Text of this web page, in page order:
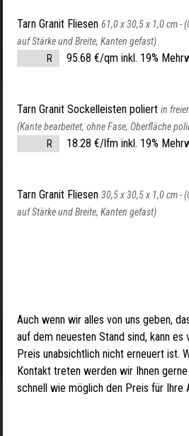
Tarn Granit Fliesen 61,0 x 30,5 x 1,0 cm -
auf Stärke und Breite, Kanten gefast)
R
95.68 €/qm inkl. 19%
Tarn Granit Sockelleisten poliert in
(Kante bearbeitet, ohne Fase, Oberfläche
R
18.28 €/lfm inkl. 19%
Tarn Granit Fliesen 30,5 x 30,5 x 1,0 cm -
auf Stärke und Breite, Kanten gefast)
Auch wenn wir alles von uns geben,
auf dem neuesten Stand sind, kann es
Preis unabsichtlich nicht erneuert ist.
Kontakt treten werden wir Ihnen
schnell wie möglich den Preis für Ihre